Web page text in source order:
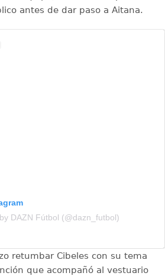
antes de dar paso a Aitana.
DAZN Fútbol (@dazn_futbol)
retumbar Cibeles con su tema
que acompañó al vestuario